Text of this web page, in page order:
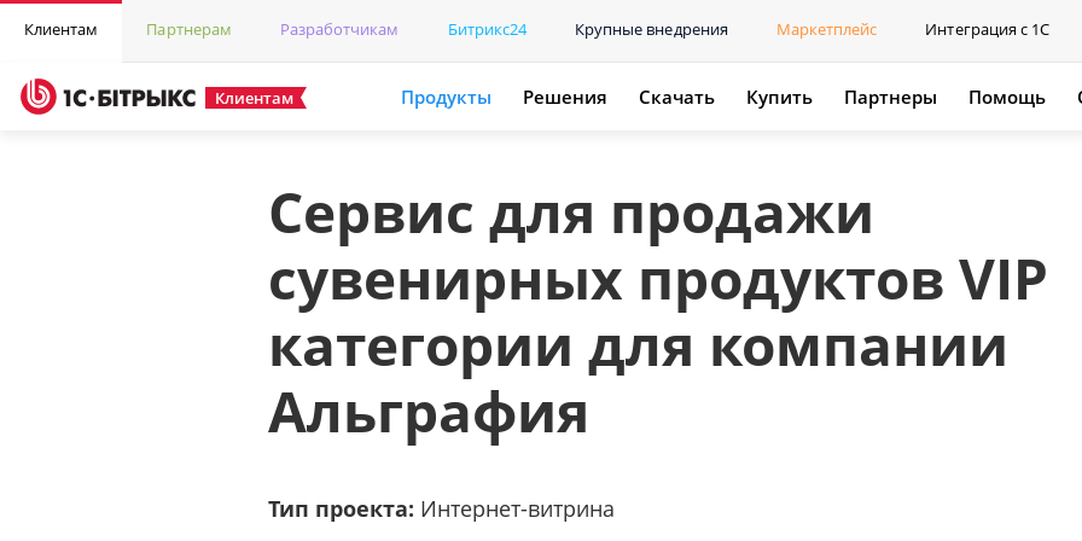
Клиентам Партнерам Разработчикам Битрикс24 Крупные внедрения Маркетплейс Интеграция с 1С
Клиентам Продукты Решения Скачать Купить Партнеры Помощь
Сервис для продажи
сувенирных продуктов VIP
категории для компании
Альграфия
Тип проекта: Интернет-витрина